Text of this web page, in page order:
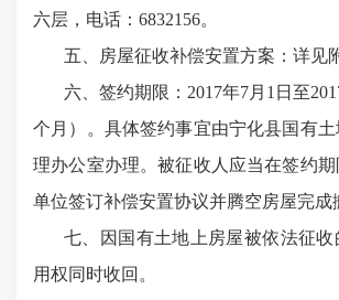
六层，电话：6832156。
五、房屋征收补偿安置方案：详见
六、签约期限：2017年7月1日至
个月）。具体签约事宜由宁化县国有
理办公室办理。被征收人应当在签约
单位签订补偿安置协议并腾空房屋完成
七、因国有土地上房屋被依法征
用权同时收回。